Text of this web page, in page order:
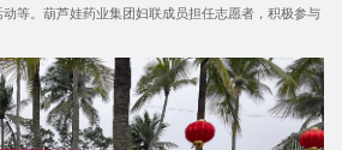
动等。葫芦娃药业集团妇联成员担任志愿者，积极参与